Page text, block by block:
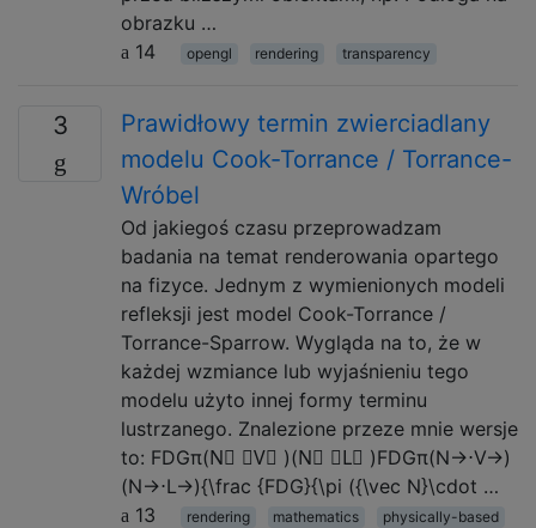
obrazku …
14
opengl rendering transparency
3
Prawidłowy termin zwierciadlany
modelu Cook-Torrance / Torrance-
Wróbel
Od jakiegoś czasu przeprowadzam
badania na temat renderowania opartego
na fizyce. Jednym z wymienionych modeli
refleksji jest model Cook-Torrance /
Torrance-Sparrow. Wygląda na to, że w
każdej wzmiance lub wyjaśnieniu tego
modelu użyto innej formy terminu
lustrzanego. Znalezione przeze mnie wersje
to: FDGπ(N⃗ ⋅V⃗ )(N⃗ ⋅L⃗ )FDGπ(N→⋅V→)
(N→⋅L→){\frac {FDG}{\pi ({\vec N}\cdot …
13
rendering mathematics physically-based